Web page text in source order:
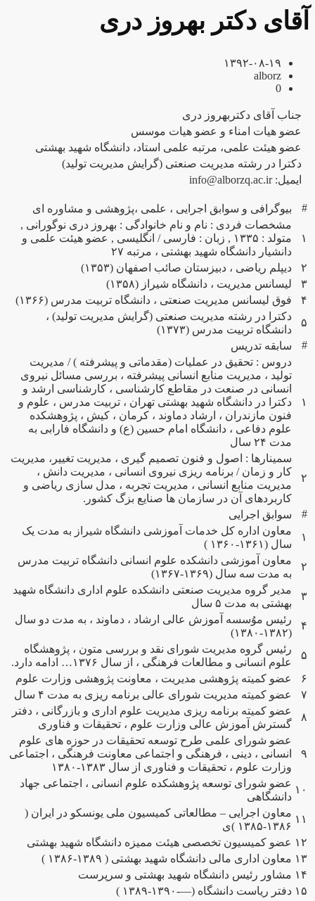
آقای دکتر بهروز دری
۱۳۹۲-۰۸-۱۹
alborz
0
جناب آقای دکتربهروز دری
عضو هیات امناء و عضو هیات موسس
عضو هیئت علمی، مرتبه علمی استاد، دانشگاه شهید بهشتی
دکترا در رشته مدیریت صنعتی (گرایش مدیریت تولید)
ایمیل: info@alborzq.ac.ir
# بیوگرافی و سوابق اجرایی ، علمی ،پژوهشی و مشاوره ای
۱
مشخصات فردی : نام و نام خانوادگی : بهروز دری نوگورانی ,
متولد : ۱۳۳۵ , زبان : فارسی / انگلیسی , عضو هیئت علمی و
دانشیار دانشگاه شهید بهشتی ، مرتبه ۲۷
۲
دیپلم ریاضی ، دبیزستان صائب اصفهان (۱۳۵۳)
۳
لیسانس مدیریت ، دانشگاه شیراز (۱۳۵۸)
۴
فوق لیسانس مدیریت صنعتی ، دانشگاه تربیت مدرس (۱۳۶۶)
۵
دکترا در رشته مدیریت صنعتی (گرایش مدیریت تولید) ،
دانشگاه تربیت مدرس (۱۳۷۳)
#
سابقه تدریس
۱
دروس : تحقیق در عملیات (مقدماتی و پیشرفته ) / مدیریت
تولید ، مدیریت منابع انسانی پیشرفته ، بررسی مسائل نیروی
انسانی در صنعت در مقاطع کارشناسی ، کارشناسی ارشد و
دکترا در دانشگاه شهید بهشتی تهران ، تربیت مدرس ، علوم و
فنون مازندران ، ارشاد دماوند ، کرمان ، کیش ، پژوهشکده
علوم دفاعی ، دانشگاه امام حسین (ع) و دانشگاه فارابی به
مدت ۲۴ سال
۲
سمینارها : اصول و فنون تصمیم گیری ، مدیریت تغییر، مدیریت
کار و زمان / برنامه ریزی نیروی انسانی ، مدیریت دانش ،
مدیریت منابع انسانی ، مدیریت تجربه ، مدل سازی ریاضی و
کاربردهای آن در سازمان ها صنایع بزگ کشور.
#
سوابق اجرایی
۱
معاون اداره کل خدمات آموزشی دانشگاه شیراز به مدت یک
سال (۱۳۶۱-۱۳۶۰ )
۲
معاون آموزشی دانشکده علوم انسانی دانشگاه تربیت مدرس
به مدت سه سال (۱۳۶۹-۱۳۶۷)
۳
مدیر گروه مدیریت صنعتی دانشکده علوم اداری دانشگاه شهید
بهشتی به مدت ۵ سال
۴
رئیس موُسسه آموزش عالی ارشاد ، دماوند ، به مدت دو سال
(۱۳۸۲-۱۳۸۰)
۵
رئیس گروه مدیریت شورای نقد و بررسی متون ، پژوهشگاه
علوم انسانی و مطالعات فرهنگی ، از سال ۱۳۷۶… ادامه دارد.
۶
عضو کمیته پژوهشی مدیریت ، معاونت پژوهشی وزارت علوم
۷
عضو کمیته مدیریت شورای عالی برنامه ریزی به مدت ۴ سال
۸
عضو کمیته برنامه ریزی مدیریت علوم اداری و بازرگانی ، دفتر
گسترش آموزش عالی وزارت علوم ، تحقیقات و فناوری
۹
عضو شورای علمی طرح توسعه تحقیقات در حوزه های علوم
انسانی ، دینی ، فرهنگی و اجتماعی معاونت فرهنگی ، اجتماعی
وزارت علوم ، تحقیقات و فناوری از سال ۱۳۸۳-۱۳۸۰
۱۰
عضو شورای توسعه پژوهشکده علوم انسانی ، اجتماعی جهاد
دانشگاهی
۱۱
معاون اجرایی – مطالعاتی کمیسیون ملی یونسکو در ایران (
۱۳۸۶-۱۳۸۵ )ی
۱۲ عضو کمیسیون تخصصی هیئت ممیزه دانشگاه شهید بهشتی
۱۳ معاون اداری مالی دانشگاه شهید بهشتی ( ۱۳۸۹-۱۳۸۶ )
۱۴ مشاور رئیس دانشگاه شهید بهشتی و سرپرست
۱۵ دفتر ریاست دانشگاه (—-۱۳۹۰-۱۳۸۹ )